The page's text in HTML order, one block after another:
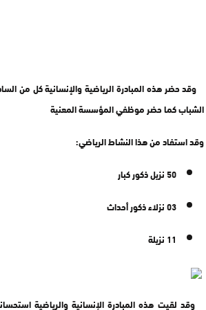
وقد حضر هذه المبادرة الرياضية والإنسانية كل من
الشباب كما حضر موظفي المؤسسة المعنية
وقد استفاد من هذا النشاط الرياضي:
50 نزيل ذكور كبار
03 نزلاء ذكور أحداث
11 نزيلة
وقد لقيت هذه المبادرة الإنسانية والرياضية